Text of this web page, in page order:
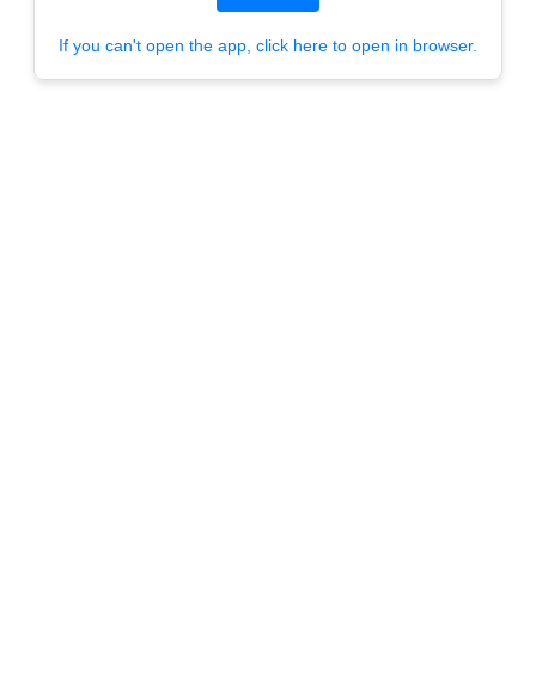
If you can't open the app, click here to open in browser.